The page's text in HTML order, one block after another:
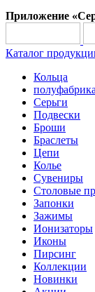
Приложение
Каталог
Кольца
Серьги
Подвески
Броши
Браслеты
Цепи
Колье
Сувениры
Столовые
Запонки
Зажимы
Ионизаторы
Иконы
Пирсинг
Коллекции
Новинки